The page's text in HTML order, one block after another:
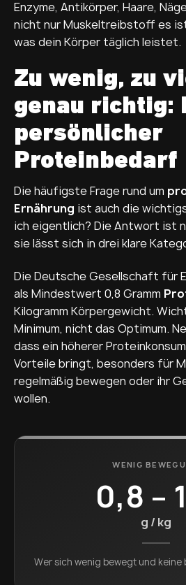
Enzyme, Antikörper, Haare,
nicht nur Muskeltreibstoff es
was dein Körper täglich leistet.
Zu wenig, zu
genau richtig:
persönlicher
Proteinbedarf
Die häufigste Frage rund um
Ernährung ist auch die
ich eigentlich? Die Antwort ist
sie lässt sich in drei klare
Die Deutsche Gesellschaft für
als Mindestwert 0,8 Gramm
Kilogramm Körpergewicht.
Minimum, nicht das Optimum.
dass ein höherer
Vorteile bringt, besonders für
regelmäßig bewegen oder ihr
wollen.
WENIG
0,8 –
g / kg
Wer sich wenig bewegt und